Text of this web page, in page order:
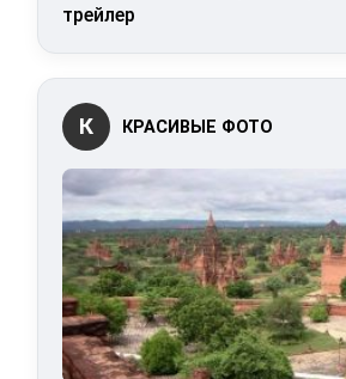
трейлер
К КРАСИВЫЕ ФОТО